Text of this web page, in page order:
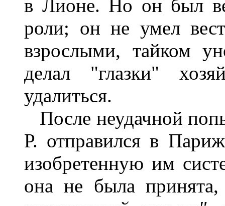
в Лионе. Но он был
роли; он не умел
взрослыми, тайком
делал "глазки"
удалиться.
После неудачной
Р. отправился в
изобретенную им
она не была